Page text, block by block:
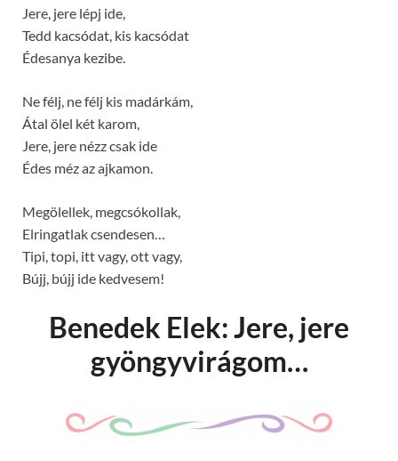
Jere, jere lépj ide,
Tedd kacsódat, kis kacsódat
Édesanya kezibe.
Ne félj, ne félj kis madárkám,
Átal ölel két karom,
Jere, jere nézz csak ide
Édes méz az ajkamon.
Megölellek, megcsókollak,
Elringatlak csendesen…
Tipi, topi, itt vagy, ott vagy,
Bújj, bújj ide kedvesem!
Benedek Elek: Jere, jere
gyöngyvirágom…